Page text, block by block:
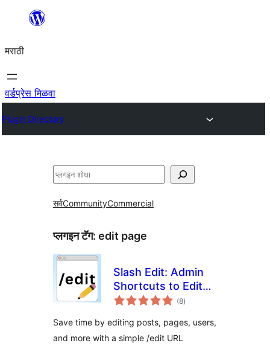
सामुग्रीवर
मराठी
वर्डप्रेस मिळवा
Plugin Directory
शोधा
सर्वCommunityCommercial
प्लगइन टॅग: edit page
Slash Edit: Admin
Shortcuts to Edit
Posts and Pages
(8एकूण
मूल्यांकन
)
Save time by editing posts, pages, users,
and more with a simple /edit URL